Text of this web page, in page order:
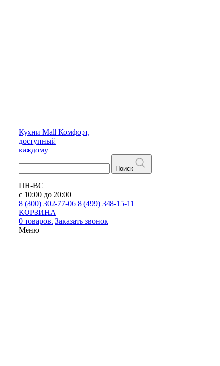
Кухни Mall Комфорт,
доступный
каждому
Поиск
ПН-ВС
с 10:00 до 20:00
8 (800) 302-77-06 8 (499) 348-15-11
КОРЗИНА
0 товаров. Заказать звонок
Меню